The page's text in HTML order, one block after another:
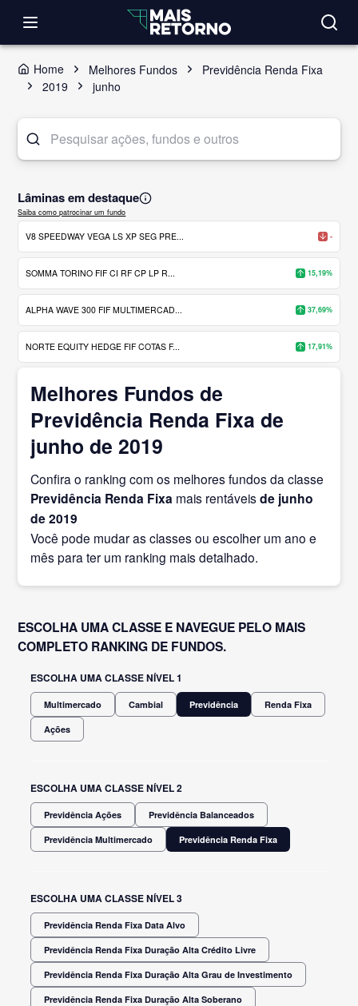
Home Melhores Fundos
Previdência Renda Fixa
2019
junho
Lâminas em destaque
Saiba como patrocinar um fundo
V8 SPEEDWAY VEGA LS XP SEG PRE... -
SOMMA TORINO FIF CI RF CP LP R... 15,19%
ALPHA WAVE 300 FIF MULTIMERCAD... 37,69%
NORTE EQUITY HEDGE FIF COTAS F... 17,91%
Melhores Fundos de
Previdência Renda Fixa de
junho de 2019
Confira o ranking com os melhores fundos da classe
Previdência Renda Fixa mais rentáveisde junho
de 2019
Você pode mudar as classes ou escolher um ano e
mês para ter um ranking mais detalhado.
ESCOLHA UMA CLASSE E NAVEGUE PELO MAIS
COMPLETO RANKING DE FUNDOS.
ESCOLHA UMA CLASSE NÍVEL 1
Multimercado Cambial Previdência Renda Fixa
Ações
ESCOLHA UMA CLASSE NÍVEL 2
Previdência Ações Previdência Balanceados
Previdência Multimercado Previdência Renda Fixa
ESCOLHA UMA CLASSE NÍVEL 3
Previdência Renda Fixa Data Alvo
Previdência Renda Fixa Duração Alta Crédito Livre
Previdência Renda Fixa Duração Alta Grau de Investimento
Previdência Renda Fixa Duração Alta Soberano